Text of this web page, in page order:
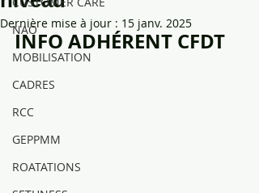
NAO
MOBILISATION
CADRES
RCC
GEPPMM
ROATATIONS
Dernière mise à jour : 15 janv. 2025
INFO ADHÉRENT CFDT